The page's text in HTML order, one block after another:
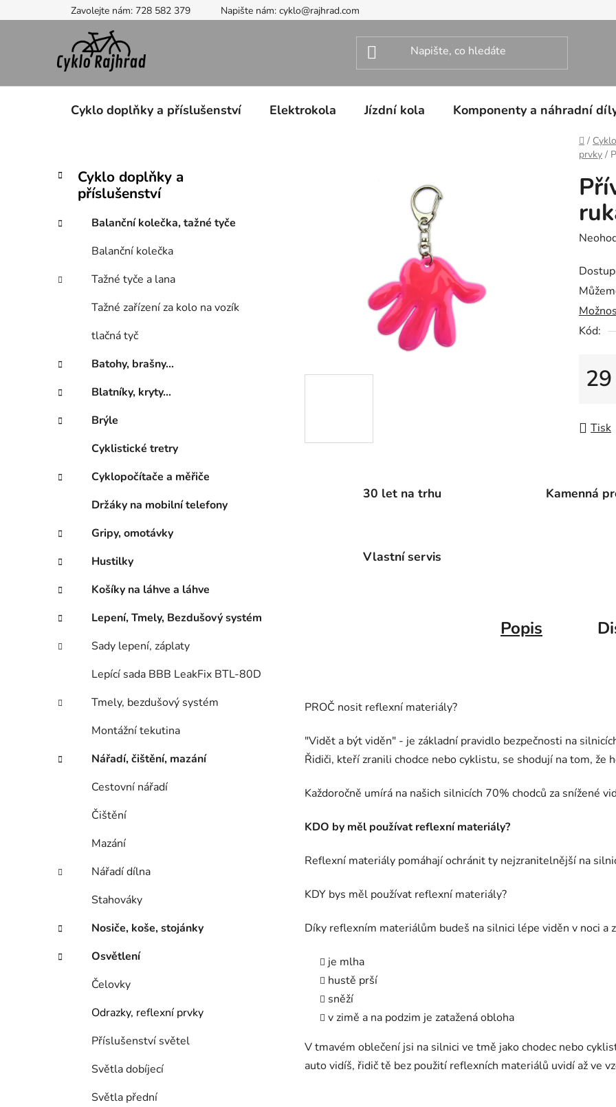
na
Zavolejte nám: 728 582 379 Napište nám: cyklo@rajhrad.com
Cyklo doplňky a příslušenství Elektrokola Jízdní kola Komponenty a náhradní
Domů
/
prvky /
P
t
n
n
e
l
Přeskočit
kategorie
K
a
g
i
e
Cyklo doplňky a
příslušenství
Balanční kolečka, tažné tyče
Balanční kolečka
Tažné tyče a lana
Tažné zařízení za kolo na vozík
tlačná tyč
Batohy, brašny...
Blatníky, kryty...
Brýle
Cyklistické tretry
Cyklopočítače a měřiče
Držáky na mobilní telefony
Gripy, omotávky
Hustilky
Košíky na láhve a láhve
Lepení, Tmely, Bezdušový systém
Sady lepení, záplaty
Lepící sada BBB LeakFix BTL-80D
Tmely, bezdušový systém
Montážní tekutina
Nářadí, čištění, mazání
Cestovní nářadí
Čištění
Mazání
Nářadí dílna
Stahováky
Nosiče, koše, stojánky
Osvětlení
Čelovky
Odrazky, reflexní prvky
Příslušenství světel
Světla dobíjecí
Světla přední
je
0,0
z
Kód:
Tisk
30 let na trhu Kamenná
Vlastní servis
Popis
PROČ nosit reflexní materiály?
"Vidět a být viděn" - je základní pravidlo bezpečnosti na
Řidiči, kteří zranili chodce nebo cyklistu, se shodují na tom, že
Každoročně umírá na našich silnicích 70% chodců za snížené
KDO by měl používat reflexní materiály?
Reflexní materiály pomáhají ochránit ty nejzranitelnější na
KDY bys měl používat reflexní materiály?
Díky reflexním materiálům budeš na silnici lépe viděn v noci a
je mlha
hustě prší
sněží
v zimě a na podzim je zatažená obloha
V tmavém oblečení jsi na silnici ve tmě jako chodec nebo
auto vidíš, řidič tě bez použití reflexních materiálů uvidí až ve